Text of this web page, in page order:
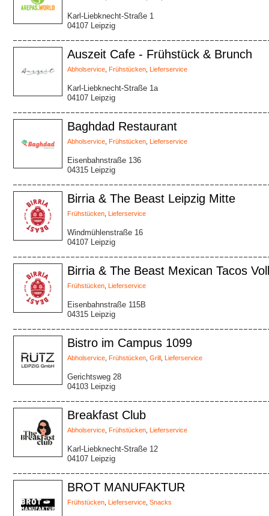
Karl-Liebknecht-Straße 1
04107 Leipzig
Auszeit Cafe - Frühstück & Brunch
Abholservice Frühstücken Lieferservice
Karl-Liebknecht-Straße 1a
04107 Leipzig
Baghdad Restaurant
Abholservice Frühstücken Lieferservice
Eisenbahnstraße 136
04315 Leipzig
Birria & The Beast Leipzig Mitte
Frühstücken Lieferservice
Windmühlenstraße 16
04107 Leipzig
Birria & The Beast Mexican Tacos
Frühstücken Lieferservice
Eisenbahnstraße 115B
04315 Leipzig
Bistro im Campus 1099
Abholservice Frühstücken Grill Lieferservice
Gerichtsweg 28
04103 Leipzig
Breakfast Club
Abholservice Frühstücken Lieferservice
Karl-Liebknecht-Straße 12
04107 Leipzig
BROT MANUFAKTUR
Frühstücken Lieferservice Snacks